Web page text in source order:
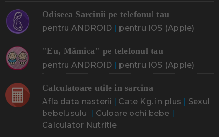
Odiseea Sarcinii pe telefonul tau
pentru ANDROID | pentru IOS (Apple)
"Eu, Mămica" pe telefonul tau
pentru ANDROID | pentru IOS (Apple)
Calculatoare utile in sarcina
Afla data nasterii | Cate Kg. in plus | Sexul
bebelusului | Culoare ochi bebe |
Calculator Nutritie